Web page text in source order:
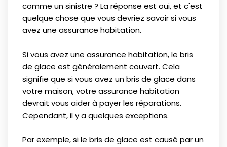
comme un sinistre ? La réponse est oui, et c'est
quelque chose que vous devriez savoir si vous
avez une assurance habitation.
Si vous avez une assurance habitation, le bris
de glace est généralement couvert. Cela
signifie que si vous avez un bris de glace dans
votre maison, votre assurance habitation
devrait vous aider à payer les réparations.
Cependant, il y a quelques exceptions.
Par exemple, si le bris de glace est causé par un